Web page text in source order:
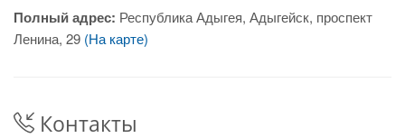
Полный адрес: Республика Адыгея, Адыгейск, проспект
Ленина, 29 (На карте)
Контакты